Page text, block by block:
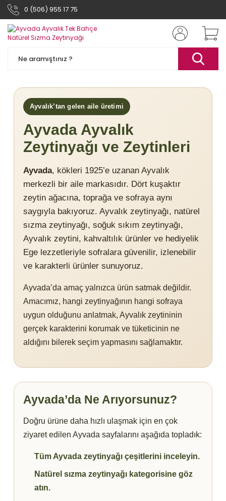
0 (506) 955 17 75
Ayvalık’tan gelen aile üretimi
Ayvada Ayvalık
Zeytinyağı ve Zeytinleri
Ayvada, kökleri 1925’e uzanan Ayvalık
merkezli bir aile markasıdır. Dört kuşaktır
zeytin ağacına, toprağa ve sofraya aynı
saygıyla bakıyoruz. Ayvalık zeytinyağı, natürel
sızma zeytinyağı, soğuk sıkım zeytinyağı,
Ayvalık zeytini, kahvaltılık ürünler ve hediyelik
Ege lezzetleriyle sofralara güvenilir, izlenebilir
ve karakterli ürünler sunuyoruz.
Ayvada’da amaç yalnızca ürün satmak değildir.
Amacımız, hangi zeytinyağının hangi sofraya
uygun olduğunu anlatmak, Ayvalık zeytininin
gerçek karakterini korumak ve tüketicinin ne
aldığını bilerek seçim yapmasını sağlamaktır.
Ayvada’da Ne Arıyorsunuz?
Doğru ürüne daha hızlı ulaşmak için en çok
ziyaret edilen Ayvada sayfalarını aşağıda topladık:
Tüm Ayvada zeytinyağı çeşitlerini inceleyin.
Natürel sızma zeytinyağı kategorisine göz
atın.